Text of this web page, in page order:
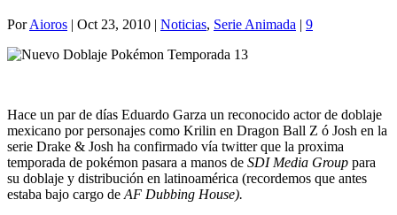
PorAioros | Oct 23, 2010 | Noticias, Serie Animada | 9
Hace un par de días Eduardo Garza un reconocido actor de doblaje
mexicano por personajes como Krilin en Dragon Ball Z ó Josh en la
serie Drake & Josh ha confirmado vía twitter que la proxima
temporada de pokémon pasara a manos de SDI Media Group para
su doblaje y distribución en latinoamérica (recordemos que antes
estaba bajo cargo de AF Dubbing House).